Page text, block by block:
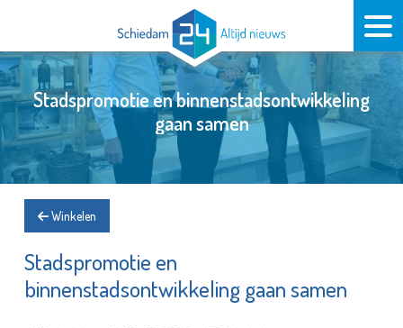
Stadspromotie en binnenstadsontwikkeling
gaan samen
Winkelen
Stadspromotie en
binnenstadsontwikkeling gaan samen